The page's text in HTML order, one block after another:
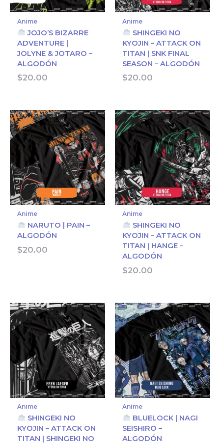
Anime
JOJO’S BIZARRE
ADVENTURE |
JOLYNE & JOTARO –
ALGODÓN
$20.00
Anime
SHINGEKI NO
KYOJIN – ATTACK ON
TITAN | SNK FINAL
SEASON – ALGODÓN
$20.00
Anime
NARUTO | PAIN –
ALGODÓN
$20.00
Anime
SHINGEKI NO
KYOJIN – ATTACK ON
TITAN | HANGE –
ALGODÓN
$20.00
Anime
SHINGEKI NO
KYOJIN – ATTACK ON
TITAN | SHINGEKI NO
Anime
BLUELOCK | NAGI
SEISHIRO –
ALGODÓN